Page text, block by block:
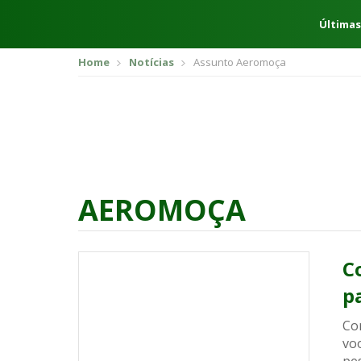
Home Notícias Assunto Aeromoça
AEROMOÇA